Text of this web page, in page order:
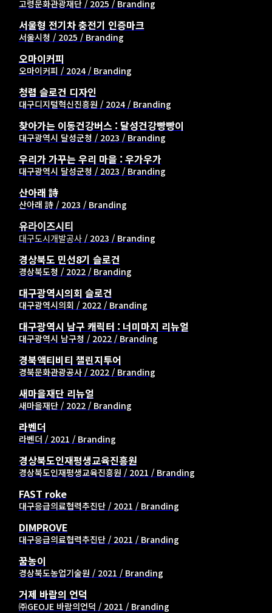
고령문화관광재단 / 2025 / Branding
서울형 전기차 충전기 인증마크
서울시청 / 2025 / Branding
오마이커피
오마이커피 / 2024 / Branding
청렴 슬로건 디자인
대구디지털혁신진흥원 / 2024 / Branding
찾아가는 이동건강버스 : 달성건강빵빵이
대구광역시 달성군청 / 2023 / Branding
우리가 가꾸는 우리 마을 : 우가우가
대구광역시 달성군청 / 2023 / Branding
산아래 詩
산아래 詩 / 2023 / Branding
유라이즈시티
대구도시개발공사 / 2023 / Branding
경상북도 민선8기 슬로건
경상북도청 / 2022 / Branding
대구광역시의회 슬로건
대구광역시의회 / 2022 / Branding
대구광역시 남구 캐릭터 : 너미마지 리뉴얼
대구광역시 남구청 / 2022 / Branding
경북액티비티 챌린지투어
경북문화관광공사 / 2022 / Branding
새마을재단 리뉴얼
새마을재단 / 2022 / Branding
라벤더
라벤더 / 2021 / Branding
경상북도인재평생교육진흥원
경상북도인재평생교육진흥원 / 2021 / Branding
FAST roke
대구응급의료협력추진단 / 2021 / Branding
DIMPROVE
대구응급의료협력추진단 / 2021 / Branding
꿈농이
경상북도농업기술원 / 2021 / Branding
거제 바람의 언덕
㈜GEOJE 바람의언덕 / 2021 / Branding